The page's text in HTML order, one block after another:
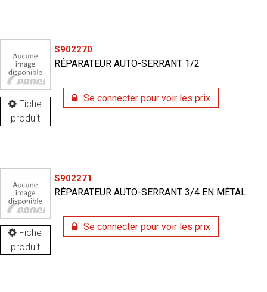
Fiche
produit
S902270
RÉPARATEUR AUTO-SERRANT 1/2
Se connecter pour voir les prix
Fiche
produit
S902271
RÉPARATEUR AUTO-SERRANT 3/4 EN MÉTAL
Se connecter pour voir les prix